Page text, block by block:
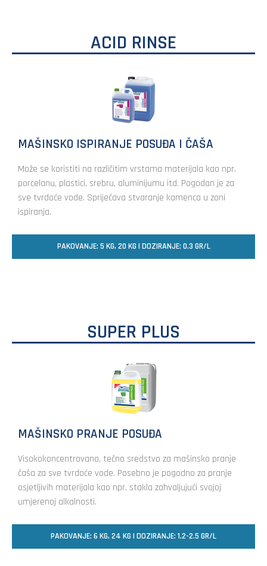
ACID RINSE
MAŠINSKO ISPIRANJE POSUĐA I ČAŠA
Može se koristiti na različitim vrstama materijala kao npr.
porcelanu, plastici, srebru, aluminijumu itd. Pogodan je za
sve tvrdoće vode. Spriječava stvaranje kamenca u zoni
ispiranja.
PAKOVANJE: 5 KG, 20 KG | DOZIRANJE: 0.3 GR/L
SUPER PLUS
MAŠINSKO PRANJE POSUĐA
Visokokoncentrovano, tečno sredstvo za mašinsko pranje
čaša za sve tvrdoće vode. Posebno je pogodno za pranje
osjetljivih materijala kao npr. stakla zahvaljujući svojoj
umjerenoj alkalnosti.
PAKOVANJE: 6 KG, 24 KG | DOZIRANJE: 1.2-2.5 GR/L